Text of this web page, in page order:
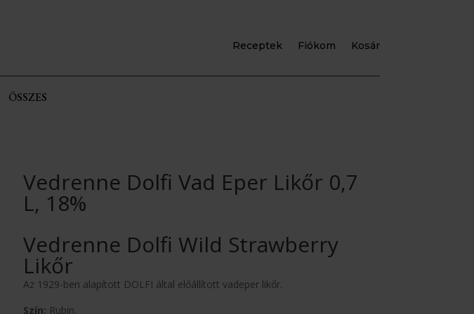
Receptek Fiókom Kosár
ÖSSZES
Vedrenne Dolfi Vad Eper Likőr 0,7
L, 18%
Vedrenne Dolfi Wild Strawberry
Likőr
Az 1929-ben alapított DOLFI által előállított vadeper likőr.
Szín: Rubin.